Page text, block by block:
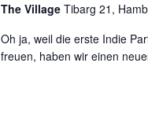
The Village Tibarg 21,
Oh ja, weil die erste Indie
freuen, haben wir einen